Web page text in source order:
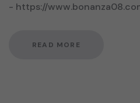
- https://
READ MORE